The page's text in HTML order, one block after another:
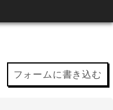
フォームに書き込む